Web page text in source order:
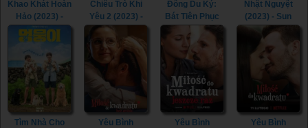
Khao Khát Hoàn
Hảo (2023) -
Perfect
Addiction (2023)
Chiêu Trò Khi
Yêu 2 (2023) -
Love Tactics 2
(2023)
Đông Du Ký:
Bát Tiên Phục
Ma (2023) -
Journey To The
East: The Eight
Immortals
(2023)
Nhật Nguyệt
(2023) - Sun
Moon (2023)
Tìm Nhà Cho
Yêu Bình
Yêu Bình
Yêu Bình